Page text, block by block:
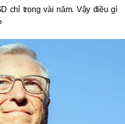
chỉ trong vài năm. Vậy điều gì